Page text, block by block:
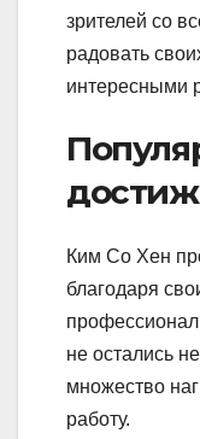
зрителей со
радовать
интересными
Ким Со Хен
благодаря
не остались
множество
работу.